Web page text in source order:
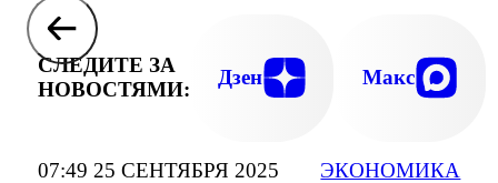
07:49 25 СЕНТЯБРЯ 2025
ЭКОНОМИКА
СЛЕДИТЕ ЗА
НОВОСТЯМИ:
Дзен Макс